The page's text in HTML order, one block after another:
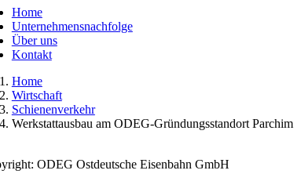
Home
Unternehmensnachfolge
Über uns
Kontakt
Home
Wirtschaft
Schienenverkehr
Werkstattausbau am ODEG-Gründungsstandort Parchim
ODEG Ostdeutsche Eisenbahn GmbH